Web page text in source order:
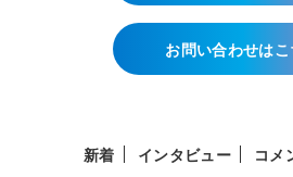
お問い合わせはこ
新着 インタビュー コメ